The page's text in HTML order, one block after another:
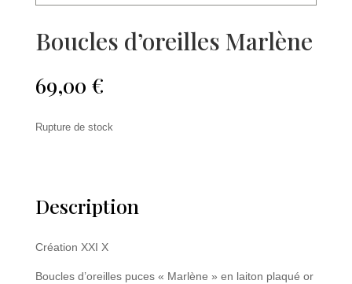
Boucles d’oreilles Marlène
69,00 €
Rupture de stock
Description
Création XXI X
Boucles d’oreilles puces « Marlène » en laiton plaqué or